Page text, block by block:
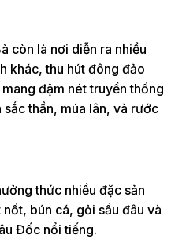
còn là nơi diễn ra nhiều
khác, thu hút đông đảo
đậm nét truyền thống
thần, múa lân, và rước
thức nhiều đặc sản
bún cá, gỏi sầu đâu và
Đốc nổi tiếng.